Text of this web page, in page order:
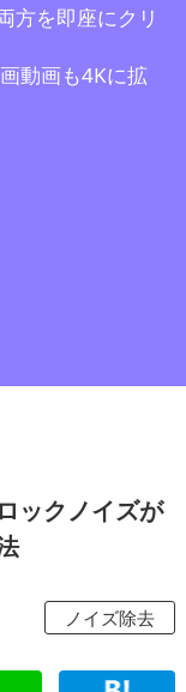
方を即座にクリ
動画も4Kに拡
ックノイズが
ノイズ除去